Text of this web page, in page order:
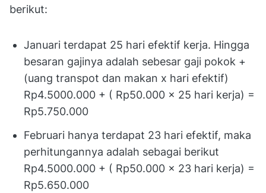
berikut:
Januari terdapat 25 hari efektif kerja. Hingga
besaran gajinya adalah sebesar gaji pokok +
(uang transpot dan makan x hari efektif)
Rp4.5000.000 + ( Rp50.000 x 25 hari kerja) =
Rp5.750.000
Februari hanya terdapat 23 hari efektif, maka
perhitungannya adalah sebagai berikut
Rp4.5000.000 + ( Rp50.000 x 23 hari kerja) =
Rp5.650.000